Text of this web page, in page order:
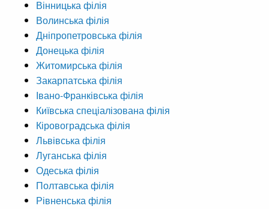
Вінницька філія
Волинська філія
Дніпропетровська філія
Донецька філія
Житомирська філія
Закарпатська філія
Івано-Франківська філія
Київська спеціалізована філія
Кіровоградська філія
Львівська філія
Луганська філія
Одеська філія
Полтавська філія
Рівненська філія